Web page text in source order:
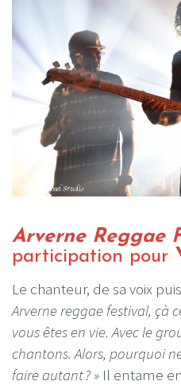
Arverne Reggae
participation pour
Le chanteur, de sa voix
Arverne reggae festival, çà
vous êtes en vie. Avec le
chantons. Alors, pourquoi
faire autant ? » Il entame